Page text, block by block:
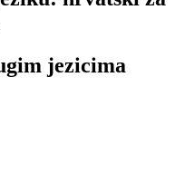
jezicima